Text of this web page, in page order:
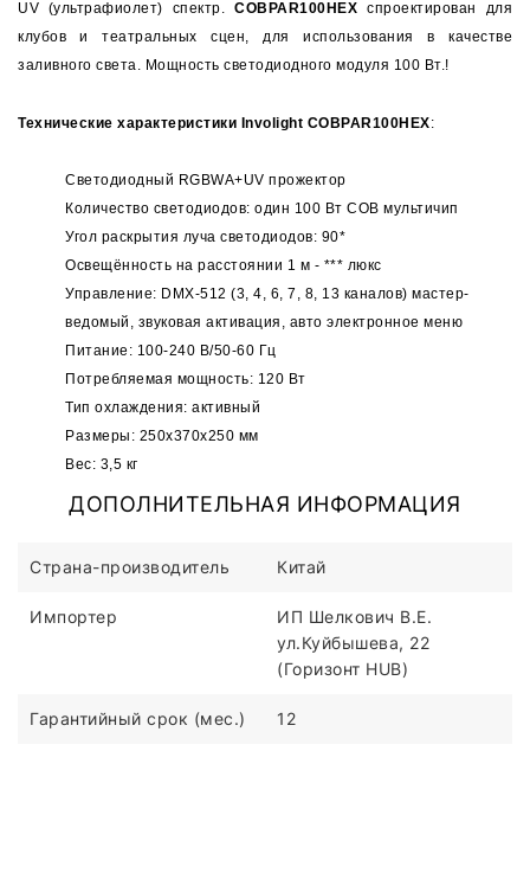
UV (ультрафиолет) спектр.COBPAR100HEX спроектирован для
клубов и театральных сцен, для использования в качестве
заливного света. Мощность светодиодного модуля 100 Вт.!
Технические характеристики Involight COBPAR100HEX:
Светодиодный RGBWA+UV прожектор
Количество светодиодов: один 100 Вт COB мультичип
Угол раскрытия луча светодиодов: 90*
Освещённость на расстоянии 1 м - *** люкс
Управление: DMX-512 (3, 4, 6, 7, 8, 13 каналов) мастер-
ведомый, звуковая активация, авто электронное меню
Питание: 100-240 В/50-60 Гц
Потребляемая мощность: 120 Вт
Тип охлаждения: активный
Размеры: 250х370х250 мм
Вес: 3,5 кг
ДОПОЛНИТЕЛЬНАЯ ИНФОРМАЦИЯ
Страна-производитель Китай
Импортер
ИП Шелкович В.Е.
ул.Куйбышева, 22
(Горизонт HUB)
Гарантийный срок (мес.) 12